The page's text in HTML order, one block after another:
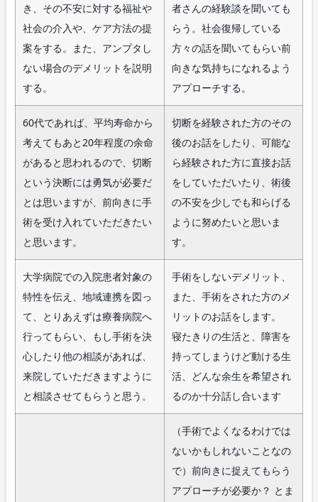
き、その不安に対する福祉や
社会の介入や、ケア方法の提
案をする。また、アンプタし
ない場合のデメリットを説明
する。
者さんの経験談を聞いても
らう。社会復帰している
方々の話を聞いてもらい前
向きな気持ちになれるよう
アプローチする。
60代であれば、平均寿命から
考えてもあと20年程度の余命
があると思われるので、切断
という決断には勇気が必要だ
とは思いますが、前向きに手
術を受け入れていただきたい
と思います。
切断を経験された方のその
後のお話をしたり、可能な
ら経験された方に直接お話
をしていただいたり、術後
の不安を少しでも和らげる
ように努めたいと思いま
す。
大学病院での入院患者対象の
特性を伝え、地域連携を図っ
て、とりあえずは療養病院へ
行ってもらい、もし手術を決
心したり他の相談があれば、
来院していただきますように
と相談させてもらうと思う。
手術をしないデメリット、
また、手術をされた方のメ
リットのお話をします。
寝たきりの生活と、障害を
持ってしまうけど動ける生
活、どんな余生を希望され
るのか十分話し合います
（手術でよくなるわけでは
ないかもしれないことなの
で）前向きに捉えてもらう
アプローチが必要か？ とま